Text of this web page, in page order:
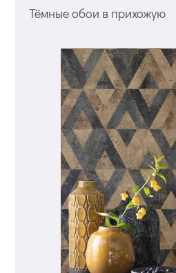
Тёмные обои в прихожую